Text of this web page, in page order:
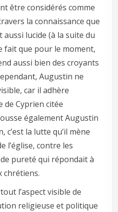
être considérés comme
la connaissance que
aussi lucide (à la suite du
fait que pour le moment,
aussi bien des croyants
Augustin ne
car il adhère
de Cyprien citée
également Augustin
c’est la lutte qu’il mène
l’église, contre les
pureté qui répondait à
chrétiens.
l’aspect visible de
religieuse et politique